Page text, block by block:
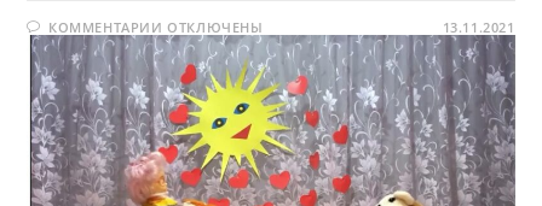
кругу
КОММЕНТАРИИ К
ЗАПИСИ
ДОБРО
ПО
КРУГУ
ОТКЛЮЧЕНЫ 13.11.2021